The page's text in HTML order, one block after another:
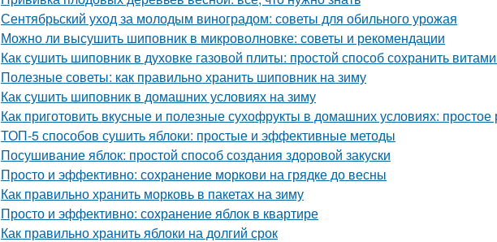
Сентябрьский уход за молодым виноградом: советы для обильного урожая
Можно ли высушить шиповник в микроволновке: советы и рекомендации
Как сушить шиповник в духовке газовой плиты: простой способ сохранить
Полезные советы: как правильно хранить шиповник на зиму
Как сушить шиповник в домашних условиях на зиму
Как приготовить вкусные и полезные сухофрукты в домашних условиях: простое
ТОП-5 способов сушить яблоки: простые и эффективные методы
Посушивание яблок: простой способ создания здоровой закуски
Просто и эффективно: сохранение моркови на грядке до весны
Как правильно хранить морковь в пакетах на зиму
Просто и эффективно: сохранение яблок в квартире
Как правильно хранить яблоки на долгий срок